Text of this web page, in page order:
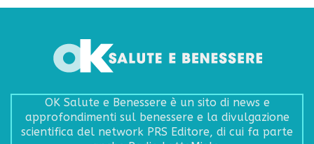
OK Salute e Benessere è un sito di news e
approfondimenti sul benessere e la divulgazione
scientifica del network PRS Editore, di cui fa parte